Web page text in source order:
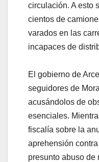
circulación. A esto
cientos de
varados en las
incapaces de
El gobierno de
seguidores de
acusándolos de
esenciales.
fiscalía sobre la
aprehensión
presunto abuso de